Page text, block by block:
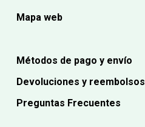
Mapa web
Métodos de pago y envío
Devoluciones y reembolsos
Preguntas Frecuentes